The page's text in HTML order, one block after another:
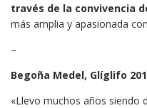
través de la convivencia
más amplia y apasionada
–
Begoña Medel, Glíglifo
«Llevo muchos años siendo